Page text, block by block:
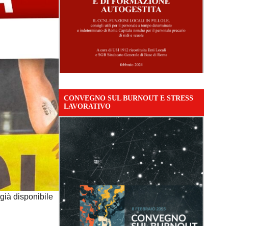
disponibile
CONVEGNO SUL BURNOUT E STRESS
LAVORATIVO